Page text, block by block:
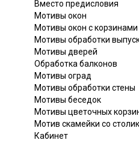
Вместо предисловия
Мотивы окон
Мотивы окон с корзинами
Мотивы обработки
Мотивы дверей
Обработка балконов
Мотивы оград
Мотивы обработки стены
Мотивы беседок
Мотивы цветочных
Мотив скамейки со
Кабинет